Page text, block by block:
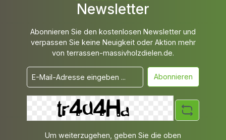
Newsletter
Abonnieren Sie den kostenlosen Newsletter und
verpassen Sie keine Neuigkeit oder Aktion mehr
von terrassen-massivholzdielen.de.
Abonnieren
Um weiterzugehen, geben Sie die oben